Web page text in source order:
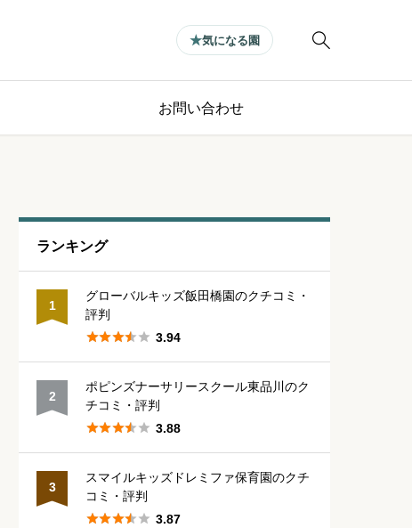

気になる園
お問い合わせ
ランキング
1
グローバルキッズ飯田橋園のクチコミ・
評判
 3.94
2
ポピンズナーサリースクール東品川のク
チコミ・評判
 3.88
3
スマイルキッズドレミファ保育園のクチ
コミ・評判
 3.87